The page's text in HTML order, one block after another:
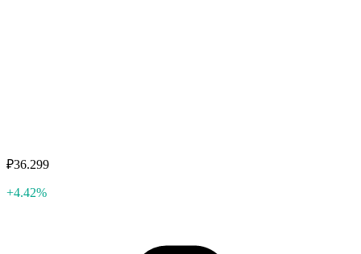
₽36.299
+4.42%